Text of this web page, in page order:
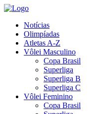
Notícias
Olimpíadas
Atletas A-Z
Vôlei Masculino
Copa Brasil
Superliga
Superliga B
Superliga C
Vôlei Feminino
Copa Brasil